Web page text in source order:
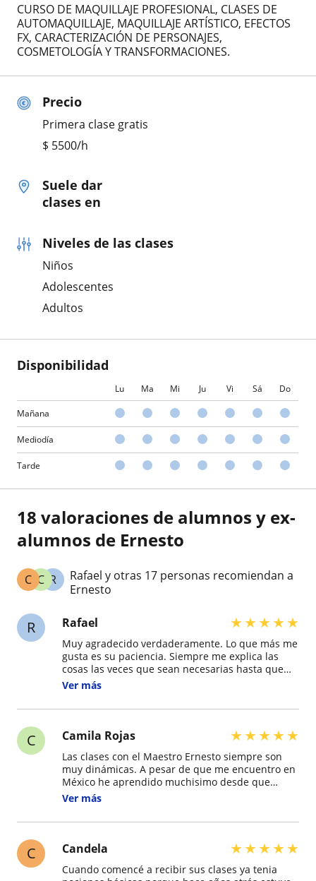
Precio
Primera clase gratis
$ 5500/h
Suele dar
clases en
Niveles de las clases
Niños
Adolescentes
Adultos
Disponibilidad
Lu Ma Mi Ju Vi Sá Do
Mañana
Mediodía
Tarde
CURSO DE MAQUILLAJE PROFESIONAL, CLASES DE
AUTOMAQUILLAJE, MAQUILLAJE ARTÍSTICO, EFECTOS
FX, CARACTERIZACIÓN DE PERSONAJES,
COSMETOLOGÍA Y TRANSFORMACIONES.
18 valoraciones de alumnos y ex-
alumnos de Ernesto
R
C
C
Rafael y otras 17 personas recomiendan a
Ernesto
R Rafael ★★★★★
Muy agradecido verdaderamente. Lo que más me
gusta es su paciencia. Siempre me explica las
cosas las veces que sean necesarias hasta que
las entiendo completamente. Además, me ha
manera increíble.
Ver más
C Camila Rojas ★★★★★
Las clases con el Maestro Ernesto siempre son
muy dinámicas. A pesar de que me encuentro en
México he aprendido muchisimo desde que
comencé sus clases, me divierto mucho y paso un
motiva a seguir practicando. Gracias a usted,
pasatiempo favorito.
Ver más
C Candela ★★★★★
Cuando comencé a recibir sus clases ya tenia